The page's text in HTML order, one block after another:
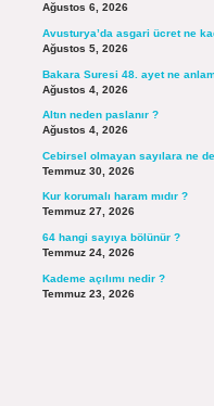
Ağustos 6, 2026
Avusturya’da asgari ücret ne
Ağustos 5, 2026
Bakara Suresi 48. ayet ne
Ağustos 4, 2026
Altın neden paslanır ?
Ağustos 4, 2026
Cebirsel olmayan sayılara ne
Temmuz 30, 2026
Kur korumalı haram mıdır ?
Temmuz 27, 2026
64 hangi sayıya bölünür ?
Temmuz 24, 2026
Kademe açılımı nedir ?
Temmuz 23, 2026